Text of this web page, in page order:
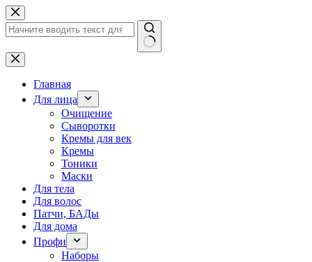
Перейти
к
сути
Ничего
не
найденоГлавная
Для лица
Очищение
Сыворотки
Кремы для век
Кремы
Тоники
Маски
Для тела
Для волос
Патчи, БАДы
Для дома
Профи
Наборы